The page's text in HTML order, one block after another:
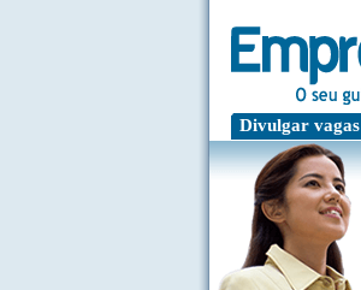
Divulgar vagas